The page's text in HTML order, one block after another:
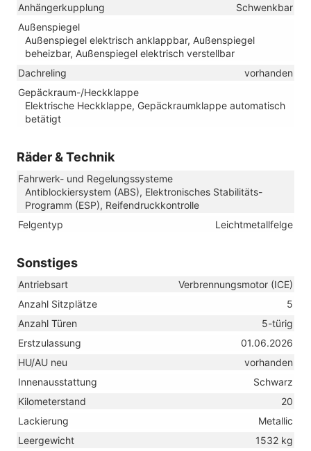
Anhängerkupplung
Schwenkbar
Außenspiegel
Außenspiegel elektrisch anklappbar, Außenspiegel
beheizbar, Außenspiegel elektrisch verstellbar
Dachreling
vorhanden
Gepäckraum-/Heckklappe
Elektrische Heckklappe, Gepäckraumklappe automatisch
betätigt
Räder & Technik
Fahrwerk- und Regelungssysteme
Antiblockiersystem (ABS), Elektronisches Stabilitäts-
Programm (ESP), Reifendruckkontrolle
Felgentyp
Leichtmetallfelge
Sonstiges
Antriebsart
Verbrennungsmotor (ICE)
Anzahl Sitzplätze
5
Anzahl Türen
5-türig
Erstzulassung
01.06.2026
HU/AU neu
vorhanden
Innenausstattung
Schwarz
Kilometerstand
20
Lackierung
Metallic
Leergewicht
1532 kg